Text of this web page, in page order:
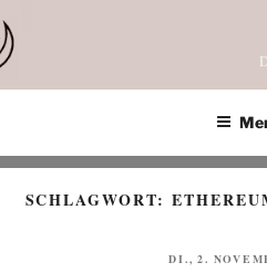
Inhalt
springen
SCHLAGWORT:
DI., 2.